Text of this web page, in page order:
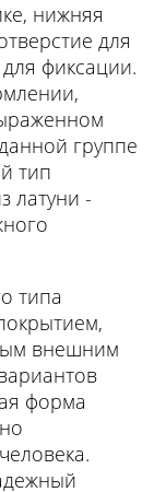
нижняя
для
фиксации.
группе
тип
латуни -
типа
внешним
форма